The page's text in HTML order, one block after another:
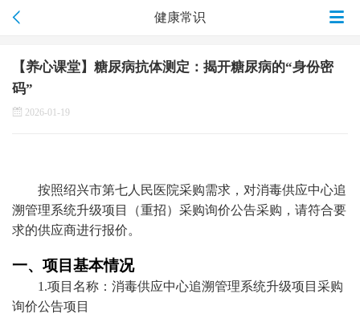
健康常识
【养心课堂】糖尿病抗体测定：揭开糖尿病的“身份密
码”
2026-01-19
按照绍兴市第七人民医院采购需求， 对消毒供应中心追
溯管理系统升级项目（重招）采购询价公告采购，请符合要
求的供应商进行报价。
一、项目基本情况
1.项目名称： 消毒供应中心追溯管理系统升级项目采购
询价公告项目